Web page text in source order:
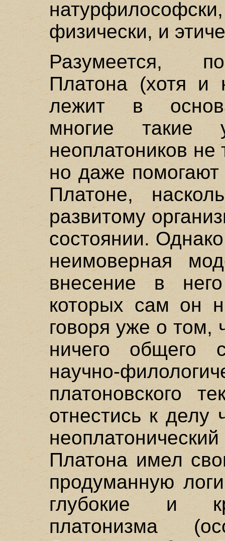
физически, и
Разумеется,
Платона (хотя и
лежит в
многие такие
неоплатоников не
но даже
Платоне,
развитому
состоянии.
неимоверная
внесение в
которых сам он
говоря уже о том,
ничего общего
научно-
платоновского
отнестись к делу
Платона имел
продуманную
глубокие и
платонизма